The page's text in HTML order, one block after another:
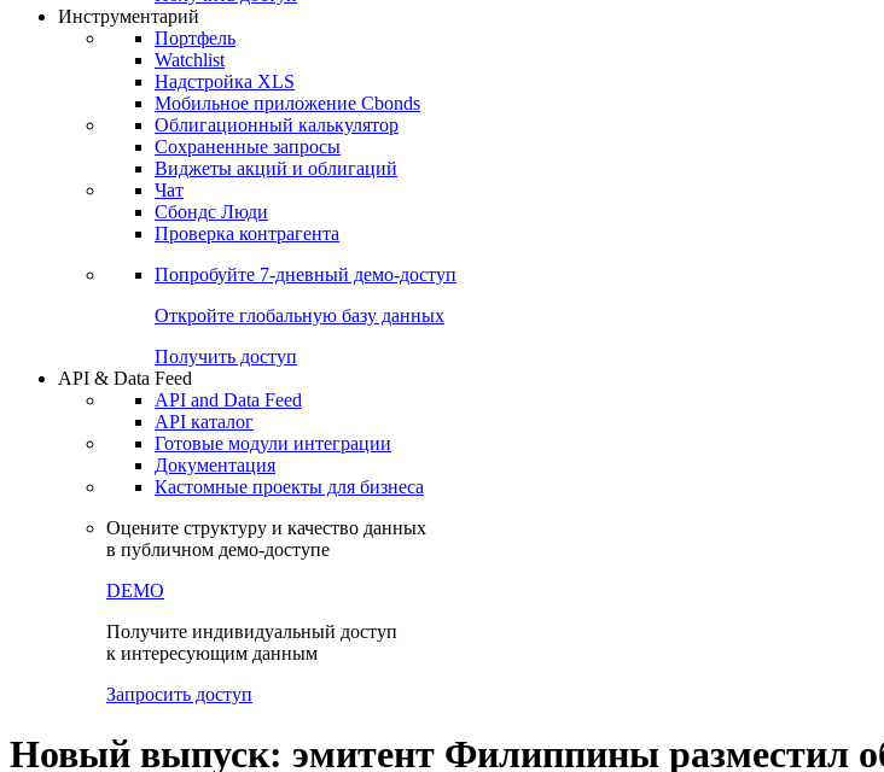
Откройте глобальную базу данных
Получить доступ
Инструментарий
Портфель
Watchlist
Надстройка XLS
Мобильное приложение Cbonds
Облигационный калькулятор
Сохраненные запросы
Виджеты акций и облигаций
Чат
Сбондс Люди
Проверка контрагента
Попробуйте7-дневный
Откройте глобальную базу данных
Получить доступ
API & Data Feed
API and Data Feed
API каталог
Документация
Кастомные проекты для бизнеса
Оцените структуру и качество данных
в публичном демо-доступе
DEMO
Получите индивидуальный доступ